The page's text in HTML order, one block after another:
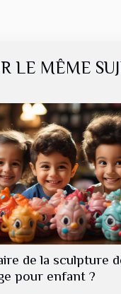
LE MÊME
de la sculpture
pour enfant ?